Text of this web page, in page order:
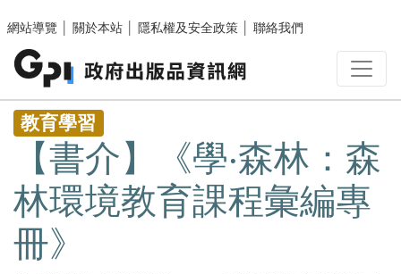
網站導覽
關於本站 隱私權及安全政策 聯絡我們
:::
教育學習
【書介】《學‧森林：森
林環境教育課程彙編專
冊》